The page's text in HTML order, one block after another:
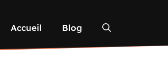
Accueil Blog